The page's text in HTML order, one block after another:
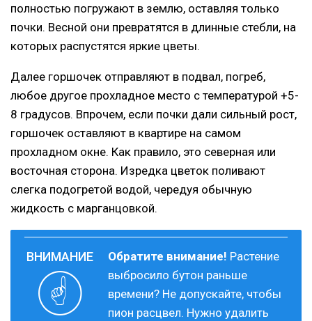
полностью погружают в землю, оставляя только
почки. Весной они превратятся в длинные стебли, на
которых распустятся яркие цветы.
Далее горшочек отправляют в подвал, погреб,
любое другое прохладное место с температурой +5-
8 градусов. Впрочем, если почки дали сильный рост,
горшочек оставляют в квартире на самом
прохладном окне. Как правило, это северная или
восточная сторона. Изредка цветок поливают
слегка подогретой водой, чередуя обычную
жидкость с марганцовкой.
Обратите внимание! Растение
выбросило бутон раньше
времени? Не допускайте, чтобы
пион расцвел. Нужно удалить